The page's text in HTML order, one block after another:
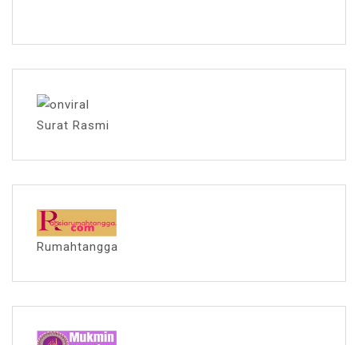
Surat Rasmi
Rumahtangga